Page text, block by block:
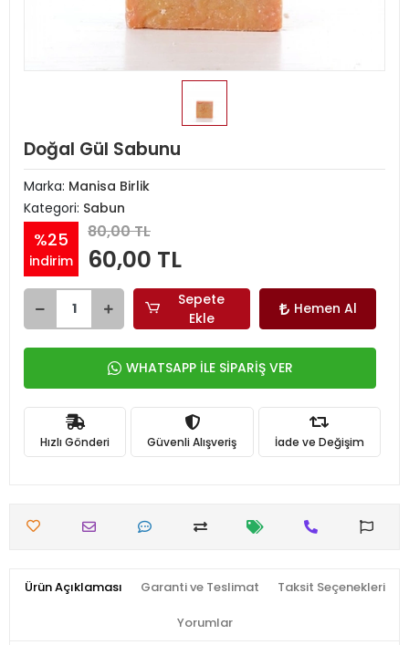
Doğal Gül Sabunu
Marka: Manisa Birlik
Kategori: Sabun
%25
indirim
80,00 TL
60,00 TL
Sepete
Ekle
Hemen Al
WHATSAPP İLE SİPARİŞ VER
Hızlı Gönderi Güvenli Alışveriş İade ve Değişim
Ürün Açıklaması Garanti ve Teslimat Taksit Seçenekleri
Yorumlar